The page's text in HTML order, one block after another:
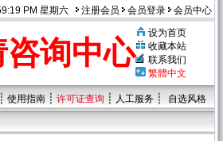
PM 星期六 注册会员 会员登录 会员中心
询中心
设为首页
收藏本站
联系我们
繁體中文
┊ 使用指南 ┊ 许可证查询 ┊ 人工服务 ┊ 自选风格